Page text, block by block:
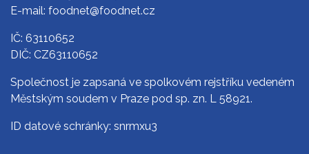
E-mail: foodnet@foodnet.cz
IČ: 63110652
DIČ: CZ63110652
Společnost je zapsaná ve spolkovém rejstříku vedeném
Městským soudem v Praze pod sp. zn. L 58921.
ID datové schránky: snrmxu3